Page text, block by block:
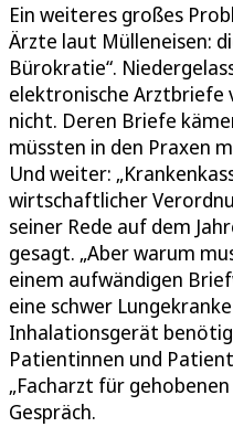
Ein weiteres großes
Ärzte laut Mülleneisen:
Bürokratie“.
elektronische Arztbriefe
nicht. Deren Briefe
müssten in den Praxen
Und weiter:
wirtschaftlicher
seiner Rede auf dem
gesagt. „Aber warum
einem aufwändigen
eine schwer
Inhalationsgerät
Patientinnen und
„Facharzt für
Gespräch.